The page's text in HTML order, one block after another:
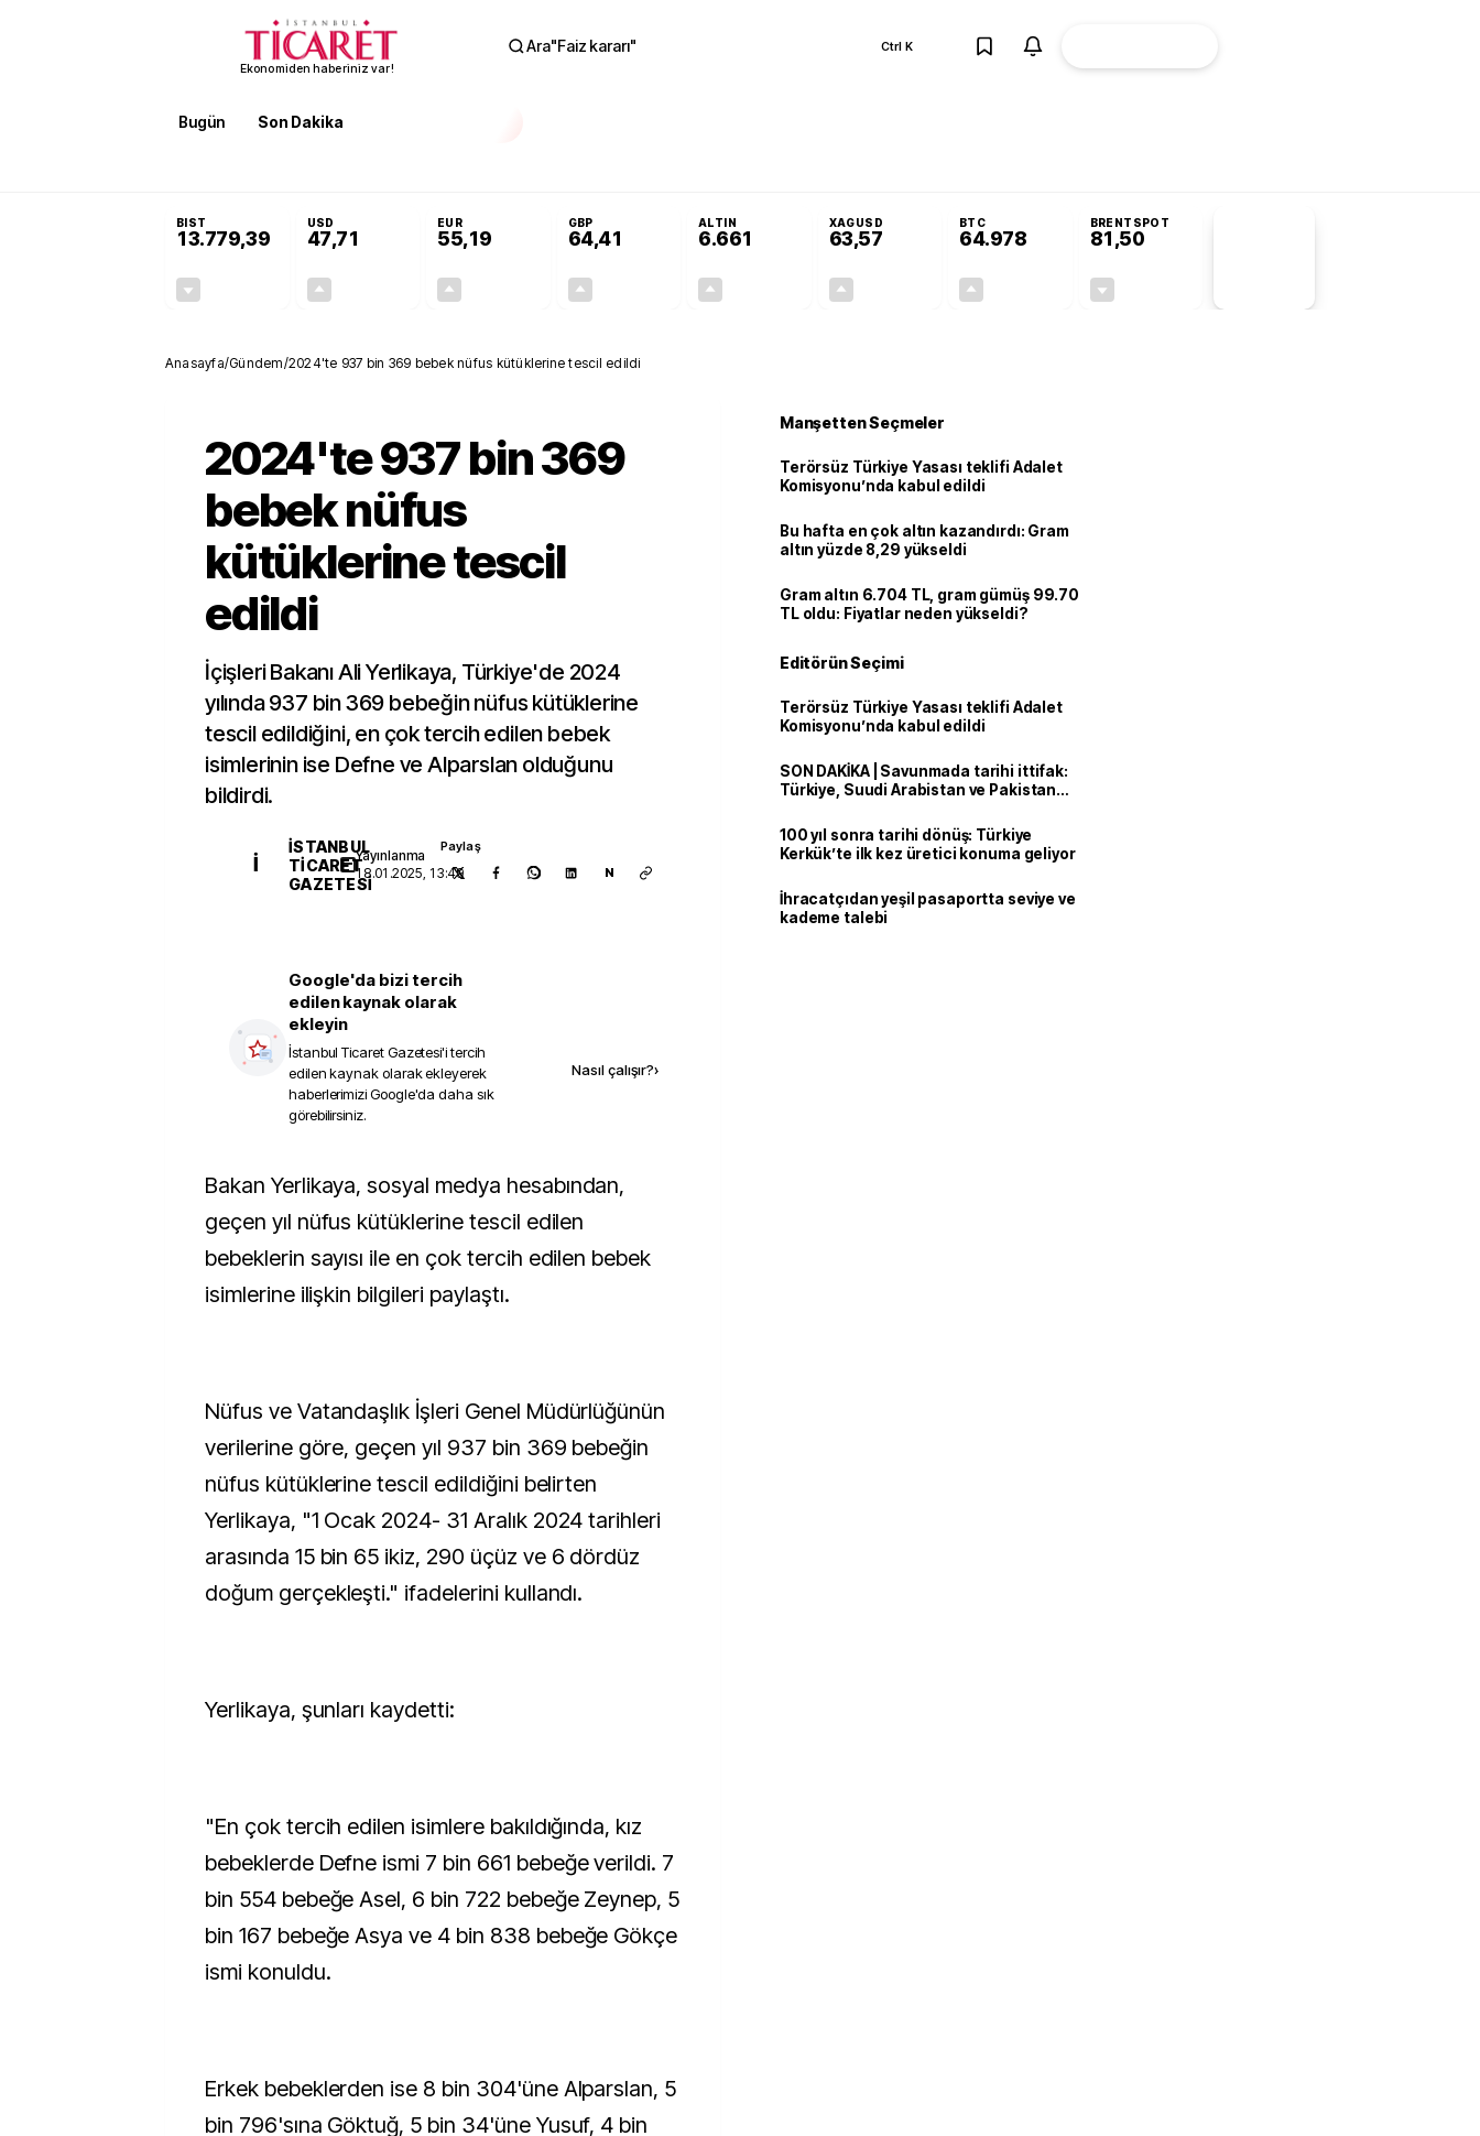
Ekonomiden haberiniz var!
Ara"Faiz kararı" Ctrl K
Bugün Son Dakika
BIST
13.779,39
USD
47,71
EUR
55,19
GBP
64,41
ALTIN
6.661
XAGUSD
63,57
BTC
64.978
BRENTSPOT
81,50
Anasayfa/Gündem/2024'te 937 bin 369 bebek nüfus kütüklerine tescil edildi
2024'te 937 bin 369
bebek nüfus
kütüklerine tescil
edildi
İçişleri Bakanı Ali Yerlikaya, Türkiye'de 2024
yılında 937 bin 369 bebeğin nüfus kütüklerine
tescil edildiğini, en çok tercih edilen bebek
isimlerinin ise Defne ve Alparslan olduğunu
bildirdi.
İ
İSTANBUL
TICARET
GAZETESI
Yayınlanma
18.01.2025, 13:49
Paylaş
N
Google'da bizi tercih
edilen kaynak olarak
ekleyin
İstanbul Ticaret Gazetesi'i tercih
edilen kaynak olarak ekleyerek
haberlerimizi Google'da daha sık
görebilirsiniz.
Nasıl çalışır?›
Bakan Yerlikaya, sosyal medya hesabından,
geçen yıl nüfus kütüklerine tescil edilen
bebeklerin sayısı ile en çok tercih edilen bebek
isimlerine ilişkin bilgileri paylaştı.
Nüfus ve Vatandaşlık İşleri Genel Müdürlüğünün
verilerine göre, geçen yıl 937 bin 369 bebeğin
nüfus kütüklerine tescil edildiğini belirten
Yerlikaya, "1 Ocak 2024- 31 Aralık 2024 tarihleri
arasında 15 bin 65 ikiz, 290 üçüz ve 6 dördüz
doğum gerçekleşti." ifadelerini kullandı.
Yerlikaya, şunları kaydetti:
"En çok tercih edilen isimlere bakıldığında, kız
bebeklerde Defne ismi 7 bin 661 bebeğe verildi. 7
bin 554 bebeğe Asel, 6 bin 722 bebeğe Zeynep, 5
bin 167 bebeğe Asya ve 4 bin 838 bebeğe Gökçe
ismi konuldu.
Erkek bebeklerden ise 8 bin 304'üne Alparslan, 5
bin 796'sına Göktuğ, 5 bin 34'üne Yusuf, 4 bin
Manşetten Seçmeler
Terörsüz Türkiye Yasası teklifi Adalet
Komisyonu’nda kabul edildi
Bu hafta en çok altın kazandırdı: Gram
altın yüzde 8,29 yükseldi
Gram altın 6.704 TL, gram gümüş 99.70
TL oldu: Fiyatlar neden yükseldi?
Editörün Seçimi
Terörsüz Türkiye Yasası teklifi Adalet
Komisyonu’nda kabul edildi
SON DAKİKA | Savunmada tarihi ittifak:
Türkiye, Suudi Arabistan ve Pakistan
100 yıl sonra tarihi dönüş: Türkiye
Kerkük’te ilk kez üretici konuma geliyor
İhracatçıdan yeşil pasaportta seviye ve
kademe talebi